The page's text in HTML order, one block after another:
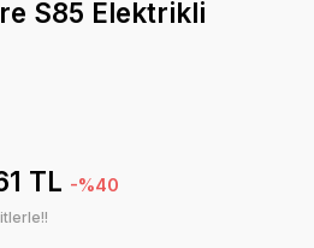
S85 Elektrikli
TL -%40